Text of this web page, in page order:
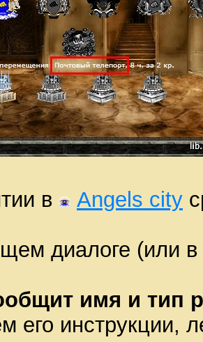
в Angels city
диалоге (или в
имя и тип
его инструкции,